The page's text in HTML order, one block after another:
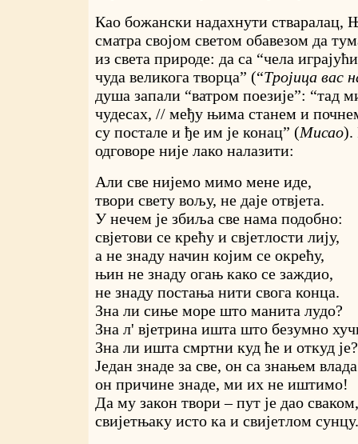
Као божански надахнути стваралац,
сматра својом светом обавезом да
из света природе: да са “чела
чуда великога творца” (“Тројица вас
душа запали “ватром поезије”: “тад
чудесах, // међу њима станем и
су постале и ђе им је конац” (Мисао).
одговоре није лако налазити:
Али све нијемо мимо мене иде,
твори свету вољу, не даје отвјета.
У нечем је збиља све нама подобно:
свјетови се крећу и свјетлости лију,
а не знаду начин којим се окрећу,
њин не знаду огањ како се заждио,
не знаду постања нити свога конца.
Зна ли сиње море што манита лудо?
Зна л' вјетрина ишта што безумно
Зна ли ишта смртни куд ће и откуд је?
Један знаде за све, он са знањем
он причине знаде, ми их не иштимо!
Да му закон твори – пут је дао сваком,
свијетњаку исто ка и свијетлом сунцу.